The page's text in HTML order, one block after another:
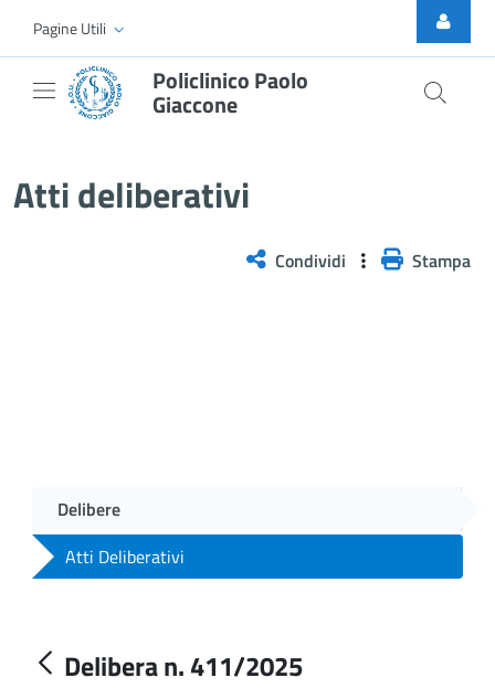
Skip to Main Content
Pagine Utili
Policlinico Paolo
Giaccone
Atti deliberativi
Condividi Stampa
Delibere
Atti Deliberativi
Delibera n. 411/2025